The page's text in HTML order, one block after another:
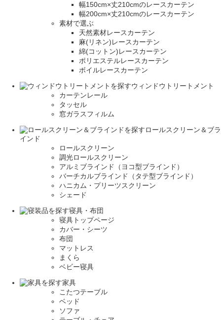
幅150cm×丈210cmのレースカーテン
幅200cm×丈210cmのレースカーテン
素材で選ぶ
天然素材レースカーテン
麻(リネン)レースカーテン
綿(コットン)レースカーテン
ポリエステルレースカーテン
ボイルレースカーテン
ウィンドウトリートメント
カーテンレール
タッセル
窓ガラスフィルム
ロールスクリーン＆ブラ
インド
ロールスクリーン
調光ロールスクリーン
アルミブラインド（ヨコ型ブラインド）
バーチカルブラインド（タテ型ブラインド）
ハニカム・プリーツスクリーン
シェード
寝具・布団
寝具トップページ
カバー・シーツ
布団
マットレス
まくら
ベビー寝具
家具
こたつテーブル
ベッド
ソファ